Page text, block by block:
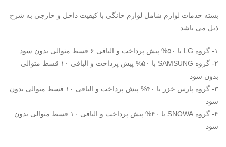
بسته خدمات لوازم شامل لوازم خانگی با کیفیت داخل و خارجی به شرح
ذیل می باشد :
۱- گروه LG با ۵۰% پیش پرداخت و الباقی ۶ قسط متوالی بدون سود
۲- گروه SAMSUNG با ۵۰% پیش پرداخت و الباقی ۱۰ قسط متوالی
بدون سود
۳- گروه پارس خزر با ۴۰% پیش پرداخت و الباقی ۱۰ قسط متوالی بدون
سود
۴- گروه SNOWA با ۴۰% پیش پرداخت و الباقی ۱۰ قسط متوالی بدون
سود